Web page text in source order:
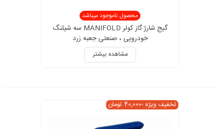
محصول ناموجود میباشد
گیج شارژ گاز کولر MANIFOLD سه شیلنگ
خودرویی ، صنعتی جعبه زرد
مشاهده بیشتر
تخفیف ویژه-40,000 تومان